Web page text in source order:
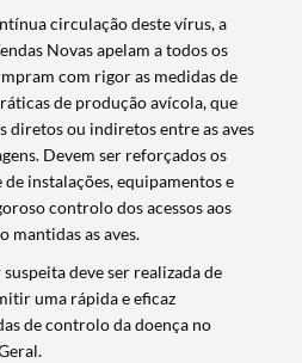
circulação deste vírus, a
Novas apelam a todos os
com rigor as medidas de
de produção avícola, que
diretos ou indiretos entre as aves
Devem ser reforçados os
instalações, equipamentos e
controlo dos acessos aos
mantidas as aves.
deve ser realizada de
uma rápida e eficaz
de controlo da doença no